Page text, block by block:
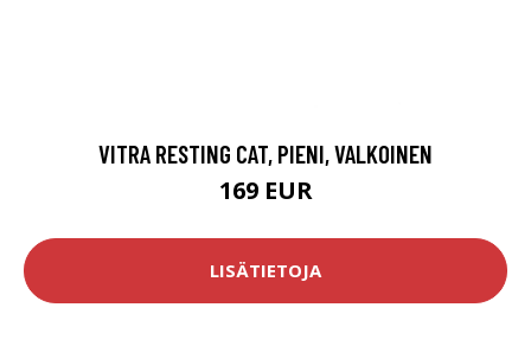
VITRA RESTING CAT, PIENI, VALKOINEN
169 EUR
LISÄTIETOJA